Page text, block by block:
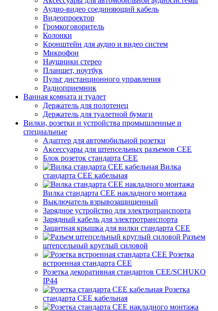
Аудио-видео соединяющий кабель
Видеопроектор
Громкоговоритель
Колонки
Кронштейн для аудио и видео систем
Микрофон
Наушники стерео
Планшет, ноутбук
Пульт дистанционного управления
Радиоприемник
Ванная комната и туалет
Держатель для полотенец
Держатель для туалетной бумаги
Вилки, розетки и устройства промышленные и
специальные
Адаптер для автомобильной розетки
Аксессуары для штепсельных разъемов CEE
Блок розеток стандарта CEE
Вилка
стандарта CEE кабельная
Вилка стандарта CEE накладного монтажа
Выключатель взрывозащищенный
Зарядное устройство для электротранспорта
Зарядный кабель для электротранспорта
Защитная крышка для вилки стандарта CEE
Разъем
штепсельный круглый силовой
Розетка
встроенная стандарта CEE
Розетка декоративная стандартов CEE/SCHUKO
IP44
Розетка
стандарта СЕЕ кабельная